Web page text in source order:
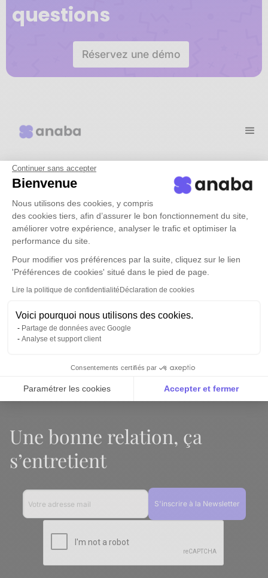
Continuer sans accepter
Bienvenue
Nous utilisons des cookies, y compris
des cookies tiers, afin d’assurer le bon fonctionnement du site,
améliorer votre expérience, analyser le trafic et optimiser la
performance du site.
Pour modifier vos préférences par la suite, cliquez sur le lien
'Préférences de cookies' situé dans le pied de page.
Lire la politique de confidentialité Déclaration de cookies
Voici pourquoi nous utilisons des cookies.
Partage de données avec Google
Analyse et support client
Consentements certifiés par
Paramétrer les cookies Accepter et fermer
Notre plateforme vous permet d'adapter et de gérer
questions
Réservez une démo
Pourquoi choisir anaba ?
Cas d'usages
Tarifs
Ressources
Demander une démo
Connexion
Une bonne relation, ça
s’entretient